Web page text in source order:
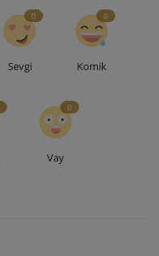
Sevgi
0
Komik
0
Vay
0